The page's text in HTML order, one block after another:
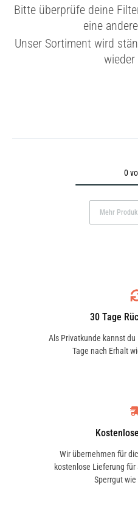
Bitte überprüfe deine
eine
Unser Sortiment wird
wieder
0
Mehr
30 Tage
Als Privatkunde kannst
Tage nach Erhalt
Wir übernehmen für
kostenlose Lieferung
Sperrgut